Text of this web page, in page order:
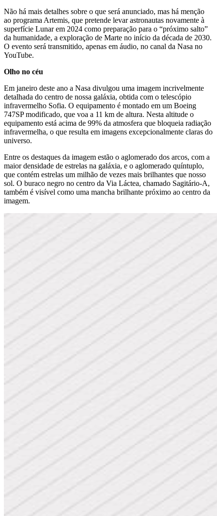
Não há mais detalhes sobre o que será anunciado, mas há menção
ao programa Artemis, que pretende levar astronautas novamente à
superfície Lunar em 2024 como preparação para o “próximo salto”
da humanidade, a exploração de Marte no início da década de 2030.
O evento será transmitido, apenas em áudio, no canal da Nasa no
YouTube.
Olho no céu
Em janeiro deste ano a Nasa divulgou uma imagem incrivelmente
detalhada do centro de nossa galáxia, obtida com o telescópio
infravermelho Sofia. O equipamento é montado em um Boeing
747SP modificado, que voa a 11 km de altura. Nesta altitude o
equipamento está acima de 99% da atmosfera que bloqueia radiação
infravermelha, o que resulta em imagens excepcionalmente claras do
universo.
Entre os destaques da imagem estão o aglomerado dos arcos, com a
maior densidade de estrelas na galáxia, e o aglomerado quíntuplo,
que contém estrelas um milhão de vezes mais brilhantes que nosso
sol. O buraco negro no centro da Via Láctea, chamado Sagitário-A,
também é visível como uma mancha brilhante próximo ao centro da
imagem.